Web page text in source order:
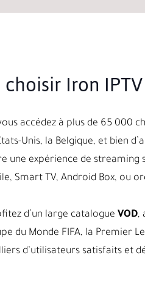
Iron
accédez à plus de 65 000
Unis, la Belgique, et bien
une expérience de streaming
Smart TV, Android Box, ou
d’un large catalogue VOD,
du Monde FIFA, la Premier
d’utilisateurs satisfaits et